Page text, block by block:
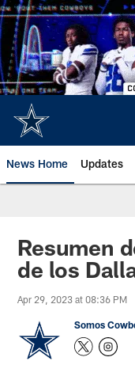
Skip
to
main
content
News Home Updates
Resumen
de los
Apr 29, 2023 at 08:36 PM
Somos